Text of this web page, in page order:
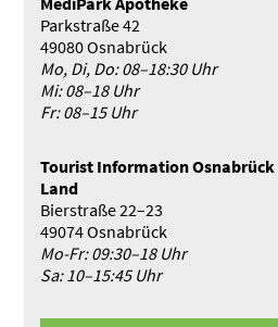
Parkstraße 42
49080 Osnabrück
Mo, Di, Do: 08–18:30 Uhr
Mi: 08–18 Uhr
Fr: 08–15 Uhr
Tourist Infor­mation
Land
Bierstraße 22–23
49074 Osnabrück
Mo-Fr: 09:30–18 Uhr
Sa: 10–15:45 Uhr